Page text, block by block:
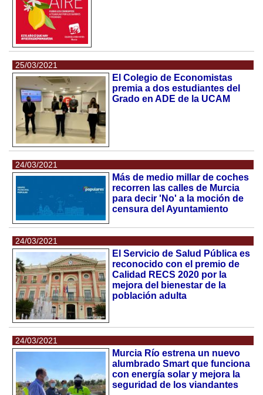
25/03/2021
El Colegio de Economistas
premia a dos estudiantes del
Grado en ADE de la UCAM
24/03/2021
Más de medio millar de coches
recorren las calles de Murcia
para decir 'No' a la moción de
censura del Ayuntamiento
24/03/2021
El Servicio de Salud Pública es
reconocido con el premio de
Calidad RECS 2020 por la
mejora del bienestar de la
población adulta
24/03/2021
Murcia Río estrena un nuevo
alumbrado Smart que funciona
con energía solar y mejora la
seguridad de los viandantes